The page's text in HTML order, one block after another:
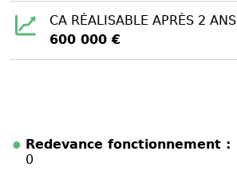
CA RÉALISABLE APRÈS 2 ANS
600 000 €
Redevance fonctionnement :
0